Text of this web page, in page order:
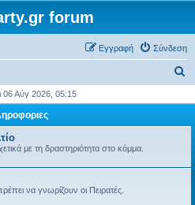
forum
Σύνδεση
Εγγραφή
ζ
τ
06 Αύγ 2026, 05:15
με τη δραστηριότητα στο κόμμα.
να γνωρίζουν οι Πειρατές.